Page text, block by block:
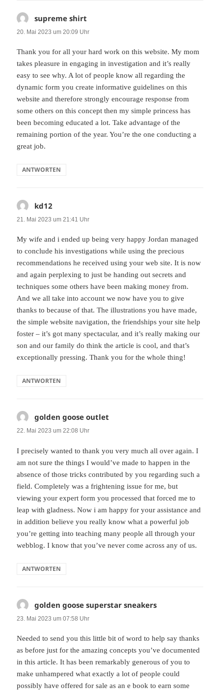
supreme shirt
20. Mai 2023 um 20:09 Uhr
Thank you for all your hard work on this website. My mom
takes pleasure in engaging in investigation and it’s really
easy to see why. A lot of people know all regarding the
dynamic form you create informative guidelines on this
website and therefore strongly encourage response from
some others on this concept then my simple princess has
been becoming educated a lot. Take advantage of the
remaining portion of the year. You’re the one conducting a
great job.
ANTWORTEN
kd12
21. Mai 2023 um 21:41 Uhr
My wife and i ended up being very happy Jordan managed
to conclude his investigations while using the precious
recommendations he received using your web site. It is now
and again perplexing to just be handing out secrets and
techniques some others have been making money from.
And we all take into account we now have you to give
thanks to because of that. The illustrations you have made,
the simple website navigation, the friendships your site help
foster – it’s got many spectacular, and it’s really making our
son and our family do think the article is cool, and that’s
exceptionally pressing. Thank you for the whole thing!
ANTWORTEN
golden goose outlet
22. Mai 2023 um 22:08 Uhr
I precisely wanted to thank you very much all over again. I
am not sure the things I would’ve made to happen in the
absence of those tricks contributed by you regarding such a
field. Completely was a frightening issue for me, but
viewing your expert form you processed that forced me to
leap with gladness. Now i am happy for your assistance and
in addition believe you really know what a powerful job
you’re getting into teaching many people all through your
webblog. I know that you’ve never come across any of us.
ANTWORTEN
golden goose superstar sneakers
23. Mai 2023 um 07:58 Uhr
Needed to send you this little bit of word to help say thanks
as before just for the amazing concepts you’ve documented
in this article. It has been remarkably generous of you to
make unhampered what exactly a lot of people could
possibly have offered for sale as an e book to earn some